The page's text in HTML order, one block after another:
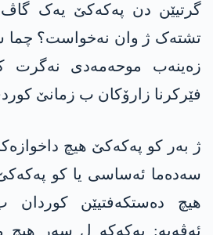
گرتیێن دن پەکەکێ یەک
تشتەک ژ وان نەخواست؟ چما
زەینەب موحەمەدی نەگرت
فێرکرنا زارۆکان ب زمانێ
ژ بەر کو پەکەکێ هیچ
سەدەما ئەساسی یا کو
هیچ دەستکەفتیێن کوردان
ئەڤەیە: پەکەکە ل سەر هیچ